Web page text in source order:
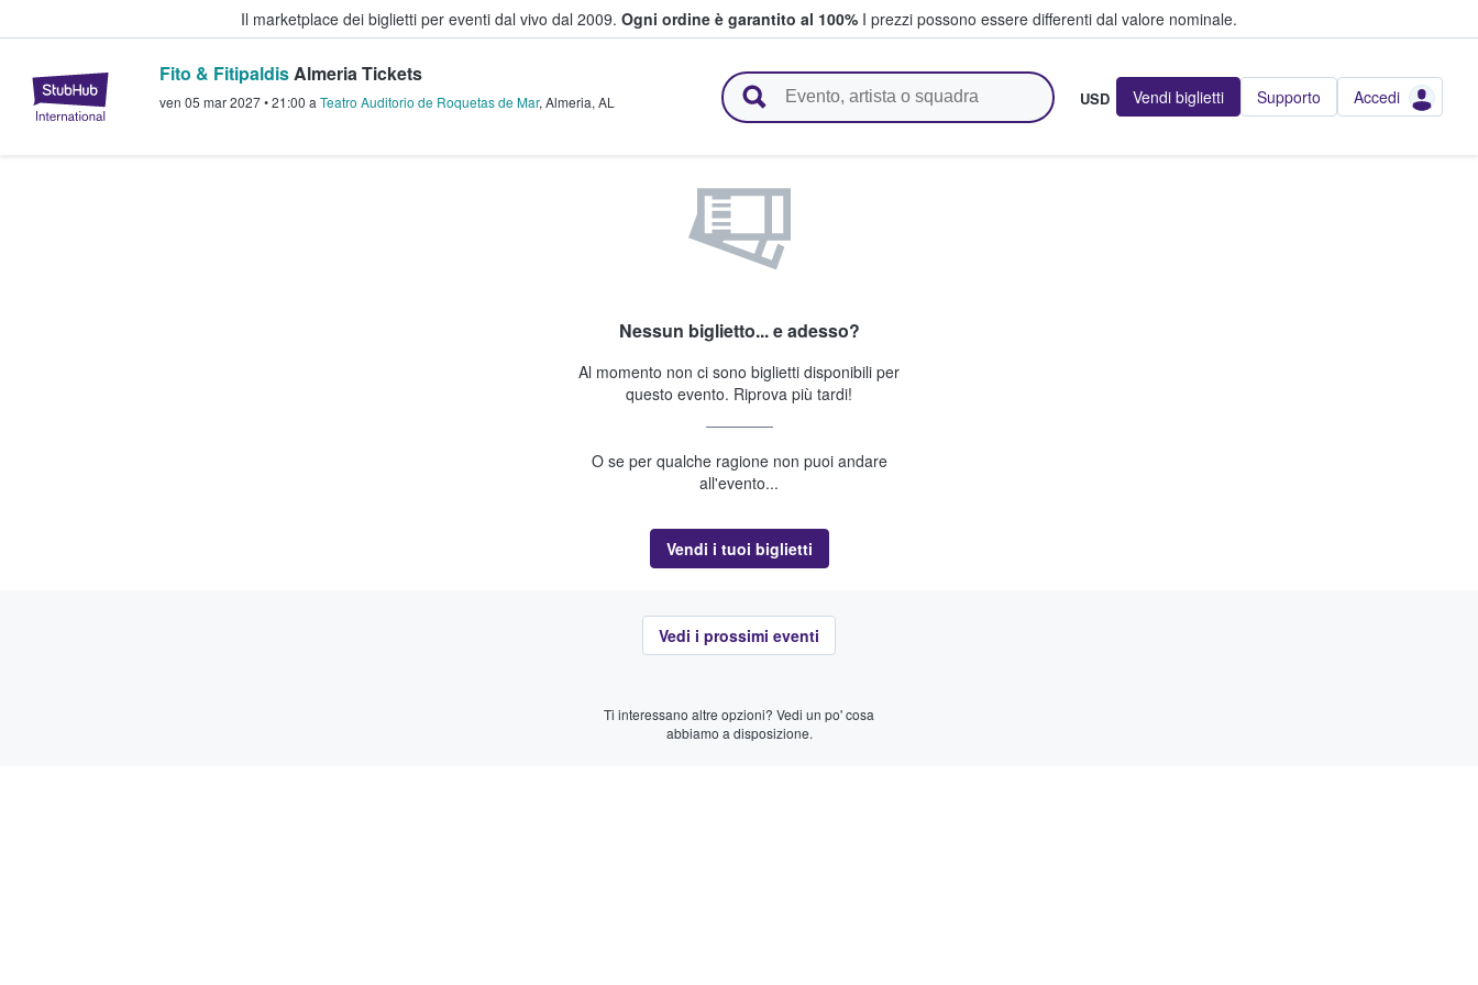
Il marketplace dei biglietti per eventi dal vivo dal 2009. Ogni ordine è garantito al 100% I prezzi possono essere differenti dal valore nominale.
StubHub - Dove i fan comprano e vendono biglietti
Fito & FitipaldisAlmeria Tickets
ven 05 mar 2027•21:00 a Teatro Auditorio de Roquetas de Mar, Almeria, AL USD Vendi biglietti Supporto Accedi
Nessun biglietto... e adesso?
Al momento non ci sono biglietti disponibili per
questo evento. Riprova più tardi!
O se per qualche ragione non puoi andare
all'evento...
Vendi i tuoi biglietti
Vedi i prossimi eventi
Ti interessano altre opzioni? Vedi un po' cosa
abbiamo a disposizione.